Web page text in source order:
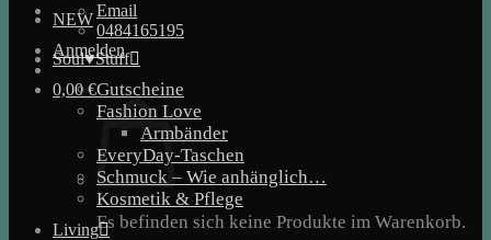
Email
0484165195
Anmelden
0,00€
Es befinden sich keine Produkte im Warenkorb.
NEW
Soul♥Stuff
Gutscheine
Fashion Love
Armbänder
EveryDay-Taschen
Schmuck – Wie anhänglich…
Kosmetik & Pflege
Living